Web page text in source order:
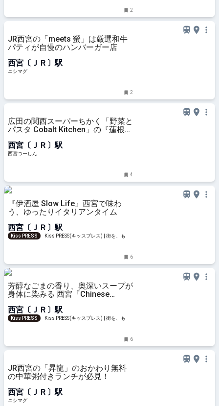
2
JR西宮の「meets 螢」は厳選和牛
パティが自慢のハンバーガー店
西宮〔ＪＲ〕駅
ニシマグ
2
広田の関西スーパーちかく「野菜と
パスタ Cobalt Kitchen」の『蓮根と
たグルメ】
西宮〔ＪＲ〕駅
西宮つーしん
4
『伊酒屋 Slow Life』西宮で味わ
う、ゆったりイタリアンタイム
西宮〔ＪＲ〕駅
Kiss PRESS
Kiss PRESS(キッスプレス) | 街を、もっ
6
芳醇なごまの香り、奥深いスープが
身体に染みる 西宮『Chinese
西宮〔ＪＲ〕駅
Kiss PRESS
Kiss PRESS(キッスプレス) | 街を、もっ
6
JR西宮の「昇龍」のおかわり無料
の中華粥付きランチが必見！
西宮〔ＪＲ〕駅
ニシマグ